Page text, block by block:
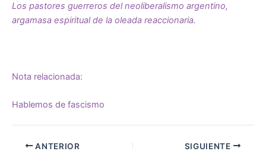
Los pastores guerreros del neoliberalismo argentino,
argamasa espiritual de la oleada reaccionaria.
Nota relacionada:
Hablemos de fascismo
ANTERIOR SIGUIENTE